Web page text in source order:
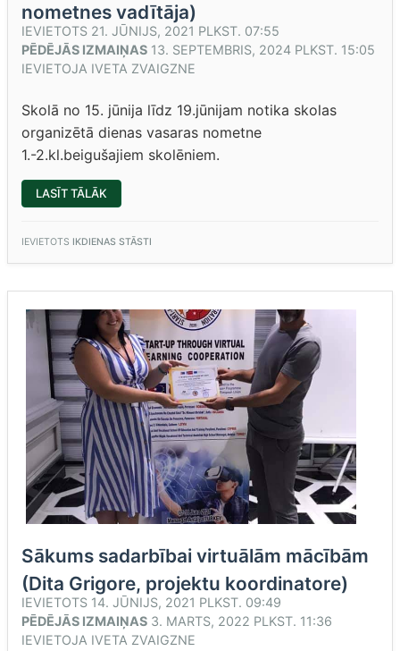
nometnes vadītāja)
IEVIETOTS 21. JŪNIJS, 2021 PLKST. 07:55
PĒDĒJĀS IZMAIŅAS 13. SEPTEMBRIS, 2024 PLKST. 15:05
IEVIETOJA IVETA ZVAIGZNE
Skolā no 15. jūnija līdz 19.jūnijam notika skolas
organizētā dienas vasaras nometne
1.-2.kl.beigušajiem skolēniem.
LASĪT TĀLĀK
NOMETNE
NOMETNES
IEVIETOTS IKDIENAS STĀSTI
Sākums sadarbībai virtuālām mācībām
(Dita Grigore, projektu koordinatore)
IEVIETOTS 14. JŪNIJS, 2021 PLKST. 09:49
PĒDĒJĀS IZMAIŅAS 3. MARTS, 2022 PLKST. 11:36
IEVIETOJA IVETA ZVAIGZNE